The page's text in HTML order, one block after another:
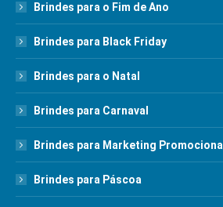
Brindes para o Fim de Ano
Brindes para Black Friday
Brindes para o Natal
Brindes para Carnaval
Brindes para Marketing Promocional
Brindes para Páscoa